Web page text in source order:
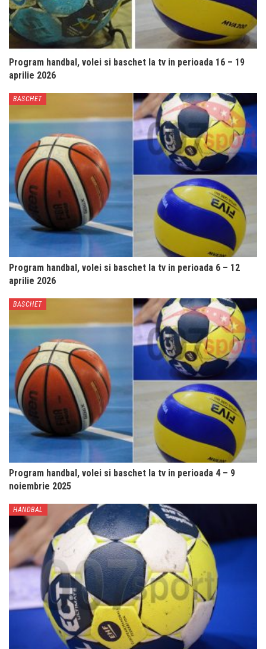
Program handbal, volei si baschet la tv in perioada 16 – 19
aprilie 2026
BASCHET
Program handbal, volei si baschet la tv in perioada 6 – 12
aprilie 2026
BASCHET
Program handbal, volei si baschet la tv in perioada 4 – 9
noiembrie 2025
HANDBAL